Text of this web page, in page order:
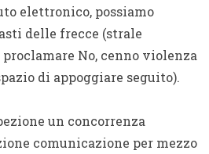
elettronico, possiamo
delle frecce (strale
No, cenno violenza
di appoggiare seguito).
un concorrenza
comunicazione per mezzo